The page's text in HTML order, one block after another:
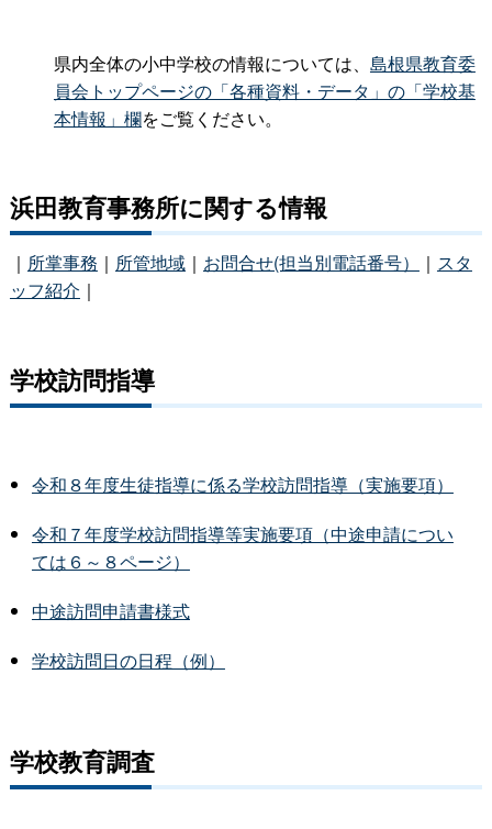
県内全体の小中学校の情報については、 島根県教育委
員会トップページの「各種資料・データ」の「学校基
本情報」欄をご覧ください。
浜田教育事務所に関する情報
｜ 所掌事務 ｜ 所管地域｜ お問合せ(担当別電話番号） ｜ スタ
ッフ紹介 ｜
学校訪問指導
令和８年度生徒指導に係る学校訪問指導（実施要項）
令和７年度学校訪問指導等実施要項（中途申請につい
ては６～８ページ）
中途訪問申請書様式
学校訪問日の日程（例）
学校教育調査